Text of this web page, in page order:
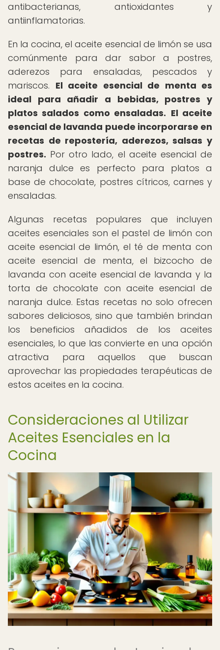
antibacterianas, antioxidantes y
antiinflamatorias.
En la cocina, el aceite esencial de limón se usa
comúnmente para dar sabor a postres,
aderezos para ensaladas, pescados y
mariscos. El aceite esencial de menta es
ideal para añadir a bebidas, postres y
platos salados como ensaladas. El aceite
esencial de lavanda puede incorporarse en
recetas de repostería, aderezos, salsas y
postres. Por otro lado, el aceite esencial de
naranja dulce es perfecto para platos a
base de chocolate, postres cítricos, carnes y
ensaladas.
Algunas recetas populares que incluyen
aceites esenciales son el pastel de limón con
aceite esencial de limón, el té de menta con
aceite esencial de menta, el bizcocho de
lavanda con aceite esencial de lavanda y la
torta de chocolate con aceite esencial de
naranja dulce. Estas recetas no solo ofrecen
sabores deliciosos, sino que también brindan
los beneficios añadidos de los aceites
esenciales, lo que las convierte en una opción
atractiva para aquellos que buscan
aprovechar las propiedades terapéuticas de
estos aceites en la cocina.
Consideraciones al Utilizar
Aceites Esenciales en la
Cocina